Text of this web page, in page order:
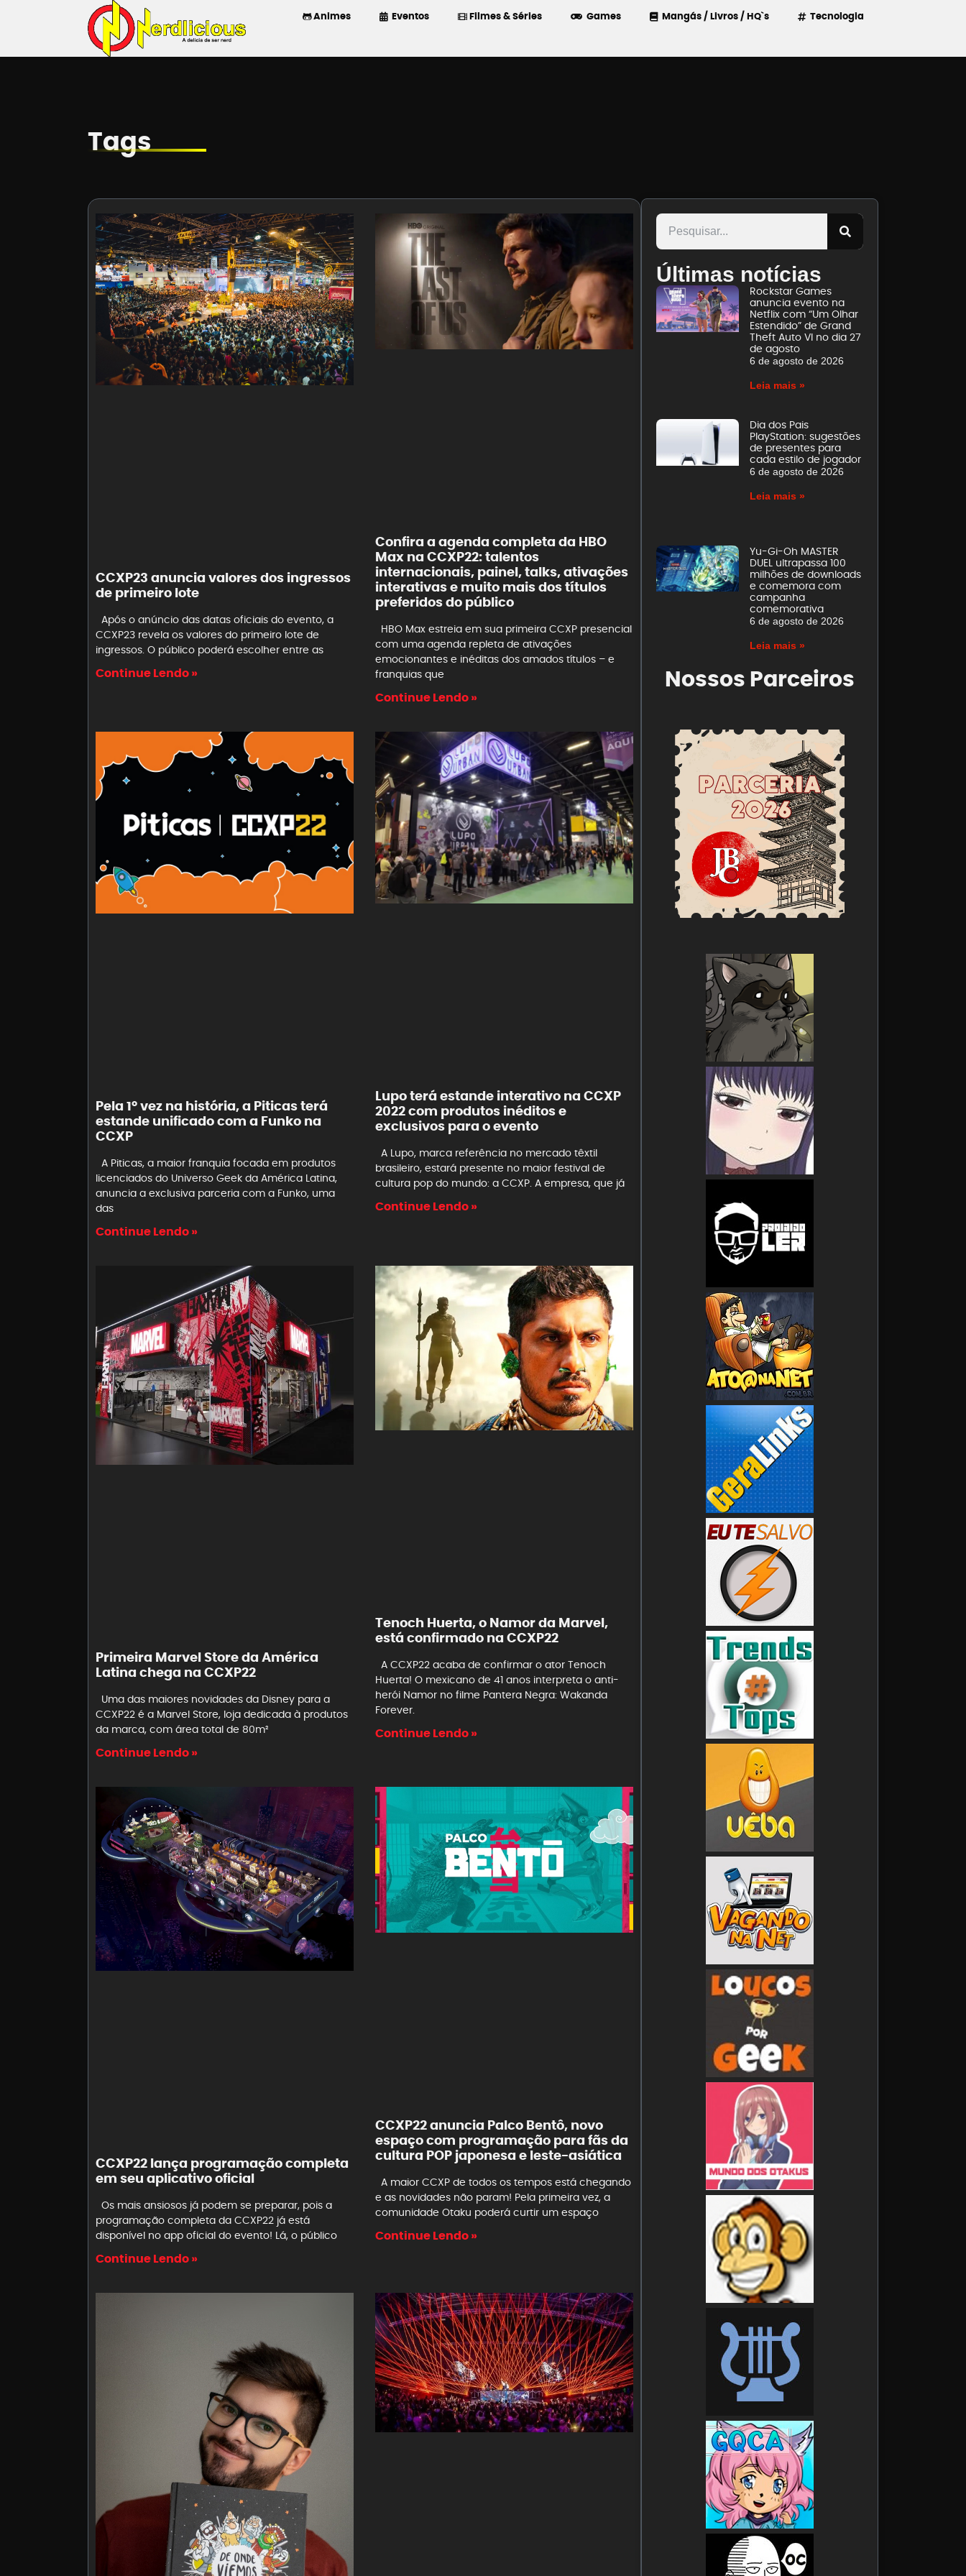
Animes Eventos Filmes & Séries Games Mangás / Livros / HQ`s Tecnologia
Tags
CCXP23 anuncia valores dos ingressos
de primeiro lote
Após o anúncio das datas oficiais do evento, a
CCXP23 revela os valores do primeiro lote de
ingressos. O público poderá escolher entre as
Continue Lendo »
Confira a agenda completa da HBO
Max na CCXP22: talentos
internacionais, painel, talks, ativações
interativas e muito mais dos títulos
preferidos do público
HBO Max estreia em sua primeira CCXP presencial
com uma agenda repleta de ativações
emocionantes e inéditas dos amados títulos – e
franquias que
Continue Lendo »
Pela 1º vez na história, a Piticas terá
estande unificado com a Funko na
CCXP
A Piticas, a maior franquia focada em produtos
licenciados do Universo Geek da América Latina,
anuncia a exclusiva parceria com a Funko, uma
das
Continue Lendo »
Lupo terá estande interativo na CCXP
2022 com produtos inéditos e
exclusivos para o evento
A Lupo, marca referência no mercado têxtil
brasileiro, estará presente no maior festival de
cultura pop do mundo: a CCXP. A empresa, que já
Continue Lendo »
Primeira Marvel Store da América
Latina chega na CCXP22
Uma das maiores novidades da Disney para a
CCXP22 é a Marvel Store, loja dedicada à produtos
da marca, com área total de 80m²
Continue Lendo »
Tenoch Huerta, o Namor da Marvel,
está confirmado na CCXP22
A CCXP22 acaba de confirmar o ator Tenoch
Huerta! O mexicano de 41 anos interpreta o anti-
herói Namor no filme Pantera Negra: Wakanda
Forever.
Continue Lendo »
CCXP22 lança programação completa
em seu aplicativo oficial
Os mais ansiosos já podem se preparar, pois a
programação completa da CCXP22 já está
disponível no app oficial do evento! Lá, o público
Continue Lendo »
CCXP22 anuncia Palco Bentô, novo
espaço com programação para fãs da
cultura POP japonesa e leste-asiática
A maior CCXP de todos os tempos está chegando
e as novidades não param! Pela primeira vez, a
comunidade Otaku poderá curtir um espaço
Continue Lendo »
Últimas notícias
Rockstar Games
anuncia evento na
Netflix com “Um Olhar
Estendido” de Grand
Theft Auto VI no dia 27
de agosto
6 de agosto de 2026
Leia mais »
Dia dos Pais
PlayStation: sugestões
de presentes para
cada estilo de jogador
6 de agosto de 2026
Leia mais »
Yu-Gi-Oh MASTER
DUEL ultrapassa 100
milhões de downloads
e comemora com
campanha
comemorativa
6 de agosto de 2026
Leia mais »
Nossos Parceiros